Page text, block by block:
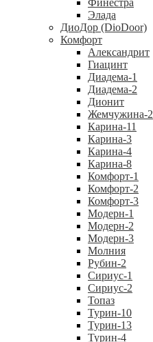
Финестра
Элада
ДиоДор (DioDoor)
Комфорт
Алекcандрит
Гиацинт
Диадема-1
Диадема-2
Дионит
Жемчужина-2
Карина-11
Карина-3
Карина-4
Карина-8
Комфорт-1
Комфорт-2
Комфорт-3
Модерн-1
Модерн-2
Модерн-3
Молния
Рубин-2
Сириус-1
Сириус-2
Топаз
Турин-10
Турин-13
Турин-4